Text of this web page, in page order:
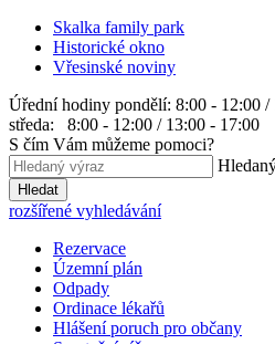
Skalka family park
Historické okno
Vřesinské noviny
Úřední hodiny pondělí: 8:00 - 12:00 /
středa: 8:00 - 12:00 / 13:00 - 17:00
S čím Vám můžeme pomoci?
Hledat
rozšířené vyhledávání
Rezervace
Územní plán
Odpady
Ordinace lékařů
Hlášení poruch pro občany